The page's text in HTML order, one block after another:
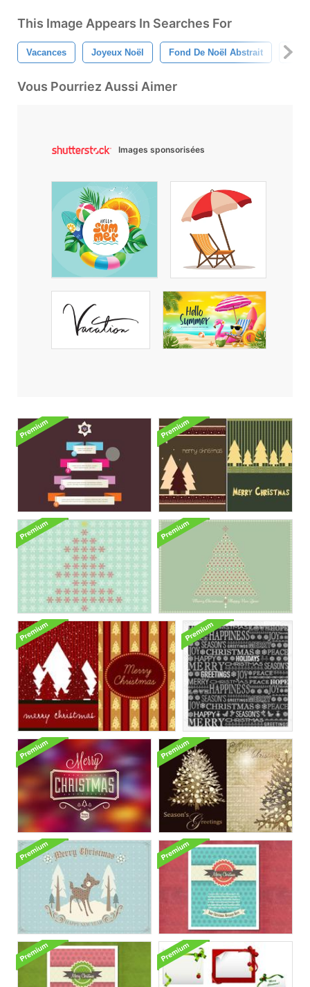
This Image Appears In Searches For
Vacances Joyeux Noël Fond De Noël Abstrait
Vous Pourriez Aussi Aimer
Images sponsorisées